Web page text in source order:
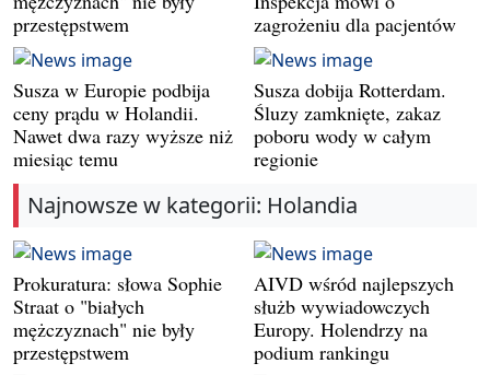
przestępstwem
zagrożeniu dla pacjentów
Susza w Europie podbija
ceny prądu w Holandii.
Nawet dwa razy wyższe niż
miesiąc temu
Susza dobija Rotterdam.
Śluzy zamknięte, zakaz
poboru wody w całym
regionie
Najnowsze w kategorii: Holandia
Prokuratura: słowa Sophie
Straat o "białych
mężczyznach" nie były
przestępstwem
AIVD wśród najlepszych
służb wywiadowczych
Europy. Holendrzy na
podium rankingu